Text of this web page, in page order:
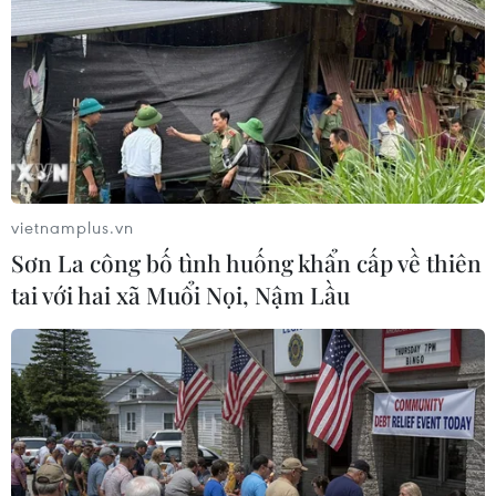
Niềm tin - nền tảng của
đồng thuận xã hội
01/08/2026 00:27
Quy định mới trong Luật
Báo chí: Mở rộng không
gian phát triển cho báo chí
31/07/2026 09:28
Bộ Công an phát động
Chiến dịch TinAI?, kêu gọi
"kiểm trước tin sau" trong
kỷ nguyên AI
Nghĩa cử cao đẹp của lao
động Việt Nam lan tỏa trên
truyền thông Nhật Bản
31/07/2026 04:02
vietnamplus.vn
Sơn La công bố tình huống khẩn cấp về thiên
tai với hai xã Muổi Nọi, Nậm Lầu